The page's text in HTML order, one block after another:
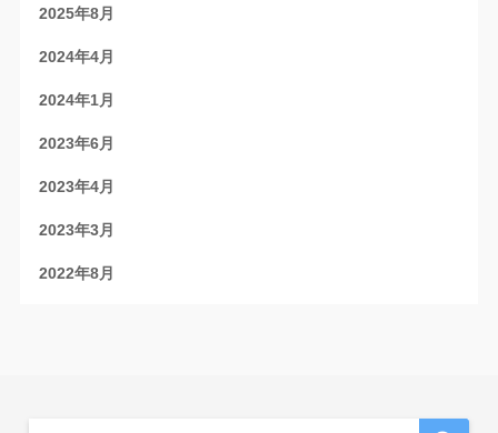
2025年8月
2024年4月
2024年1月
2023年6月
2023年4月
2023年3月
2022年8月